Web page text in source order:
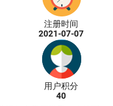
注册时间
2021-07-07
用户积分
40